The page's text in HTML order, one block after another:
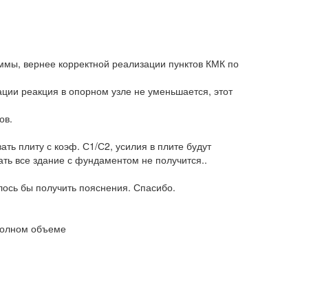
вернее корректной реализации пунктов КМК по
реакция в опорном узле не уменьшается, этот
плиту с коэф. С1/С2, усилия в плите будут
все здание с фундаментом не получится..
бы получить пояснения. Спасибо.
объеме